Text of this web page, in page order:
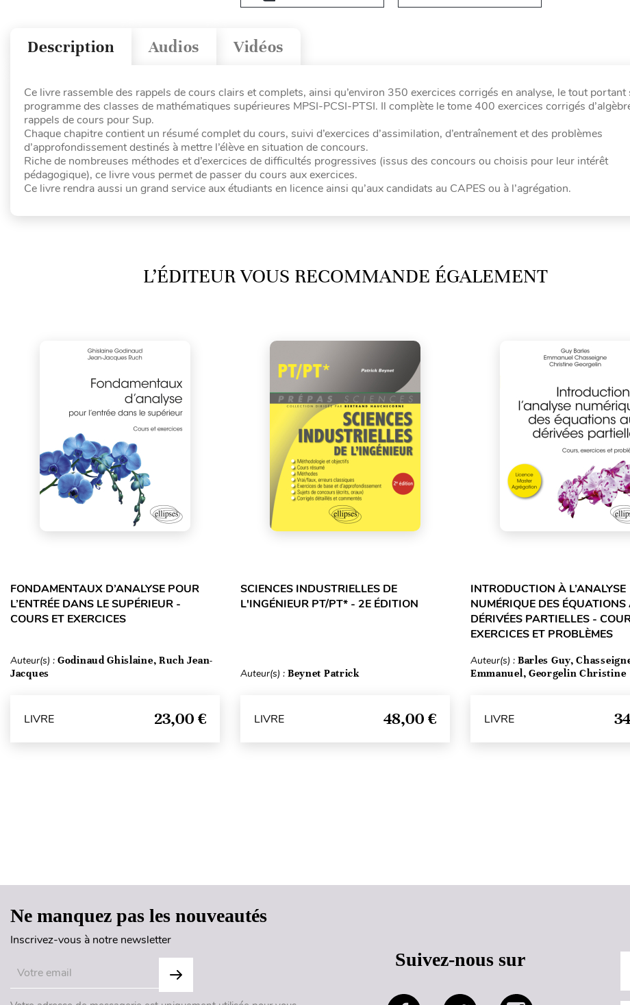
Vidéos
Audios
Description
Ce livre rassemble des rappels de cours clairs et complets, ainsi qu’environ 350 exercices corrigés en analyse, le tout portant
programme des classes de mathématiques supérieures MPSI-PCSI-PTSI. Il complète le tome 400 exercices corrigés
rappels de cours pour Sup.
Chaque chapitre contient un résumé complet du cours, suivi d’exercices d’assimilation, d’entraînement et des problèmes
d’approfondissement destinés à mettre l’élève en situation de concours.
Riche de nombreuses méthodes et d’exercices de difficultés progressives (issus des concours ou choisis pour leur intérêt
pédagogique), ce livre vous permet de passer du cours aux exercices.
Ce livre rendra aussi un grand service aux étudiants en licence ainsi qu’aux candidats au CAPES ou à l’agrégation.
L’ÉDITEUR VOUS RECOMMANDE ÉGALEMENT
FONDAMENTAUX D’ANALYSE POUR
L’ENTRÉE DANS LE SUPÉRIEUR -
COURS ET EXERCICES
Auteur(s) : Godinaud Ghislaine, Ruch Jean-
Jacques
LIVRE 23,00 €
SCIENCES INDUSTRIELLES DE
L'INGÉNIEUR PT/PT* - 2E ÉDITION
Auteur(s) : Beynet Patrick
LIVRE 48,00 €
INTRODUCTION À L’ANALYSE
NUMÉRIQUE DES
DÉRIVÉES PARTIELLES -
EXERCICES ET PROBLÈMES
Auteur(s) : Barles Guy,
Emmanuel, Georgelin Christine
LIVRE
Ne manquez pas les nouveautés
Inscrivez-vous à notre newsletter
Suivez-nous sur